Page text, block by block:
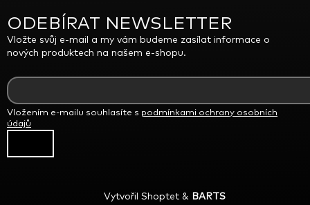
ODEBÍRAT NEWSLETTER
Vložte svůj e-mail a my vám budeme zasílat informace o
nových produktech na našem e-shopu.
Vložením e-mailu souhlasíte s podmínkami ochrany osobních
údajů
Vytvořil Shoptet& BARTS